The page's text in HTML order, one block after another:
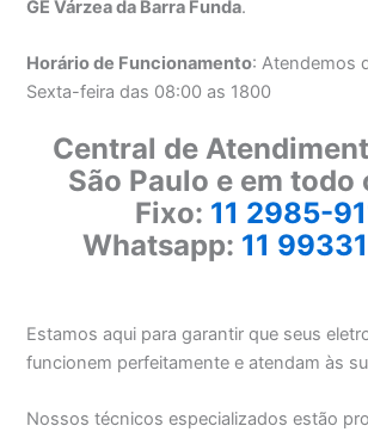
GE Várzea da Barra Funda.
Horário de Funcionamento: Atendemos
Sexta-feira das 08:00 as 1800
Central de
São Paulo e em todo
Fixo: 11 2985-
Whatsapp: 11
Estamos aqui para garantir que seus
funcionem perfeitamente e atendam às
Nossos técnicos especializados estão